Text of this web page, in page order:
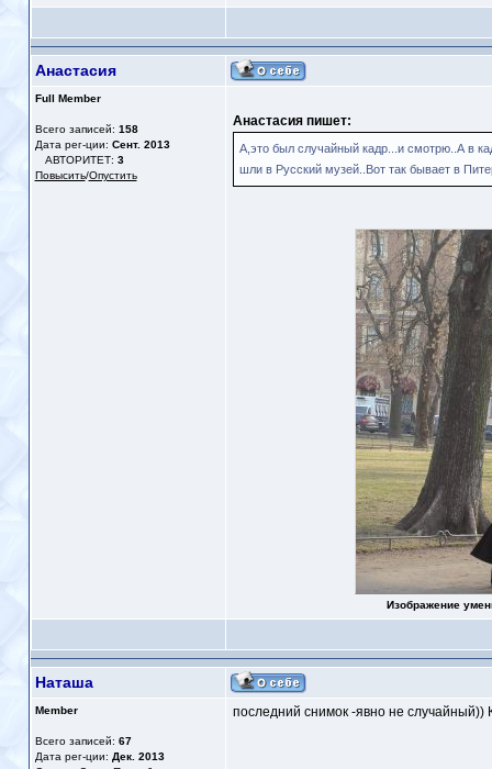
Анастасия
Full Member
Всего записей: 158
Дата рег-ции: Сент. 2013
АВТОРИТЕТ: 3
Повысить/Опустить
Анастасия пишет:
А,это был случайный кадр...и смотрю..А в
шли в Русский музей..Вот так бывает в
Изображение
Наташа
Member
Всего записей: 67
Дата рег-ции: Дек. 2013
последний снимок -явно не